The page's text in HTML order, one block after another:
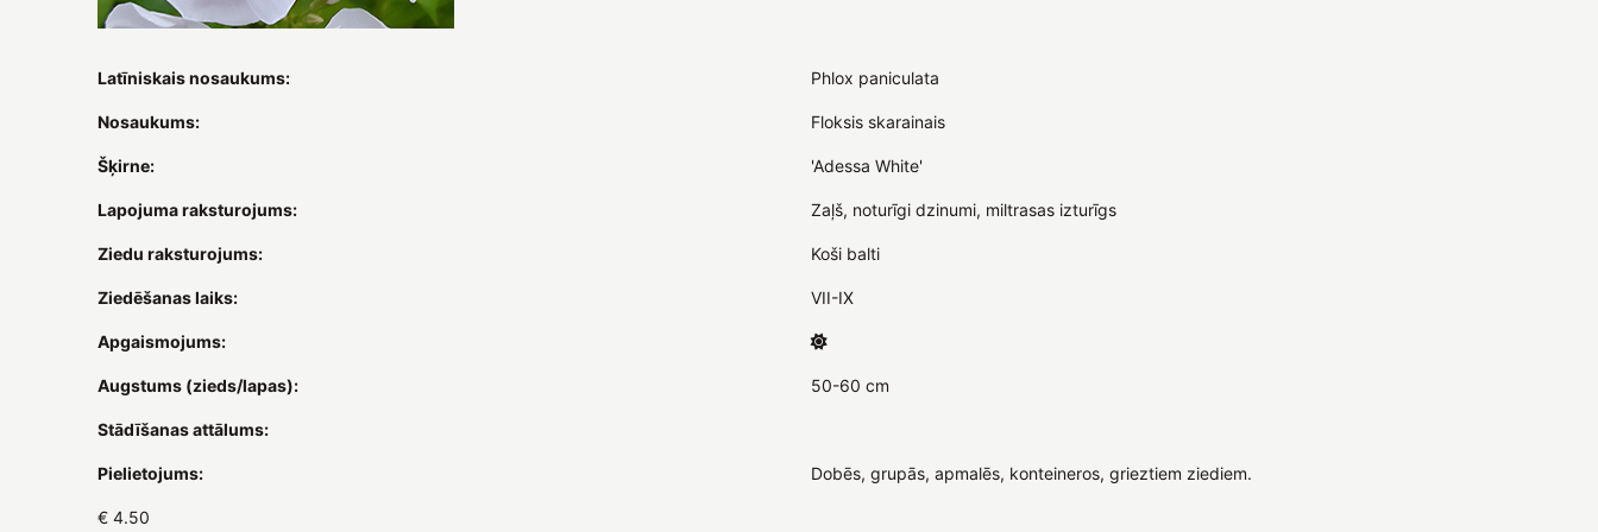
Latīniskais nosaukums: Phlox paniculata
Nosaukums: Floksis skarainais
Šķirne: 'Adessa White'
Lapojuma raksturojums: Zaļš, noturīgi dzinumi, miltrasas izturīgs
Ziedu raksturojums: Koši balti
Ziedēšanas laiks: VII-IX
Apgaismojums:
Augstums (zieds/lapas): 50-60 cm
Stādīšanas attālums:
Pielietojums: Dobēs, grupās, apmalēs, konteineros, grieztiem ziediem.
€ 4.50